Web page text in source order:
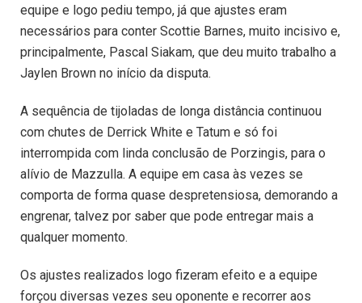
equipe e logo pediu tempo, já que ajustes eram
necessários para conter Scottie Barnes, muito incisivo e,
principalmente, Pascal Siakam, que deu muito trabalho a
Jaylen Brown no início da disputa.
A sequência de tijoladas de longa distância continuou
com chutes de Derrick White e Tatum e só foi
interrompida com linda conclusão de Porzingis, para o
alívio de Mazzulla. A equipe em casa às vezes se
comporta de forma quase despretensiosa, demorando a
engrenar, talvez por saber que pode entregar mais a
qualquer momento.
Os ajustes realizados logo fizeram efeito e a equipe
forçou diversas vezes seu oponente e recorrer aos